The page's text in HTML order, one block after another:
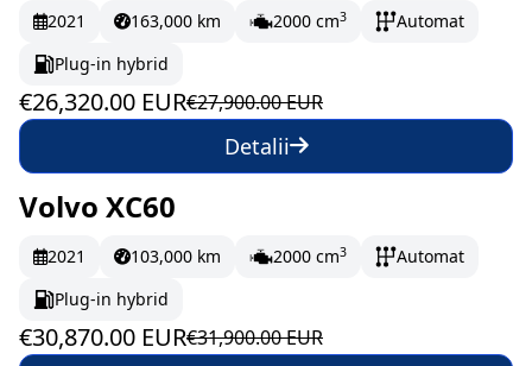
2021 163,000 km 2000 cm3
Automat
Plug-in hybrid
€26,320.00 EUR€27,900.00 EUR
Detalii
În stoc 514.5 EUR/lună
Volvo XC60
2021 103,000 km 2000 cm3
Automat
Plug-in hybrid
€30,870.00 EUR€31,900.00 EUR